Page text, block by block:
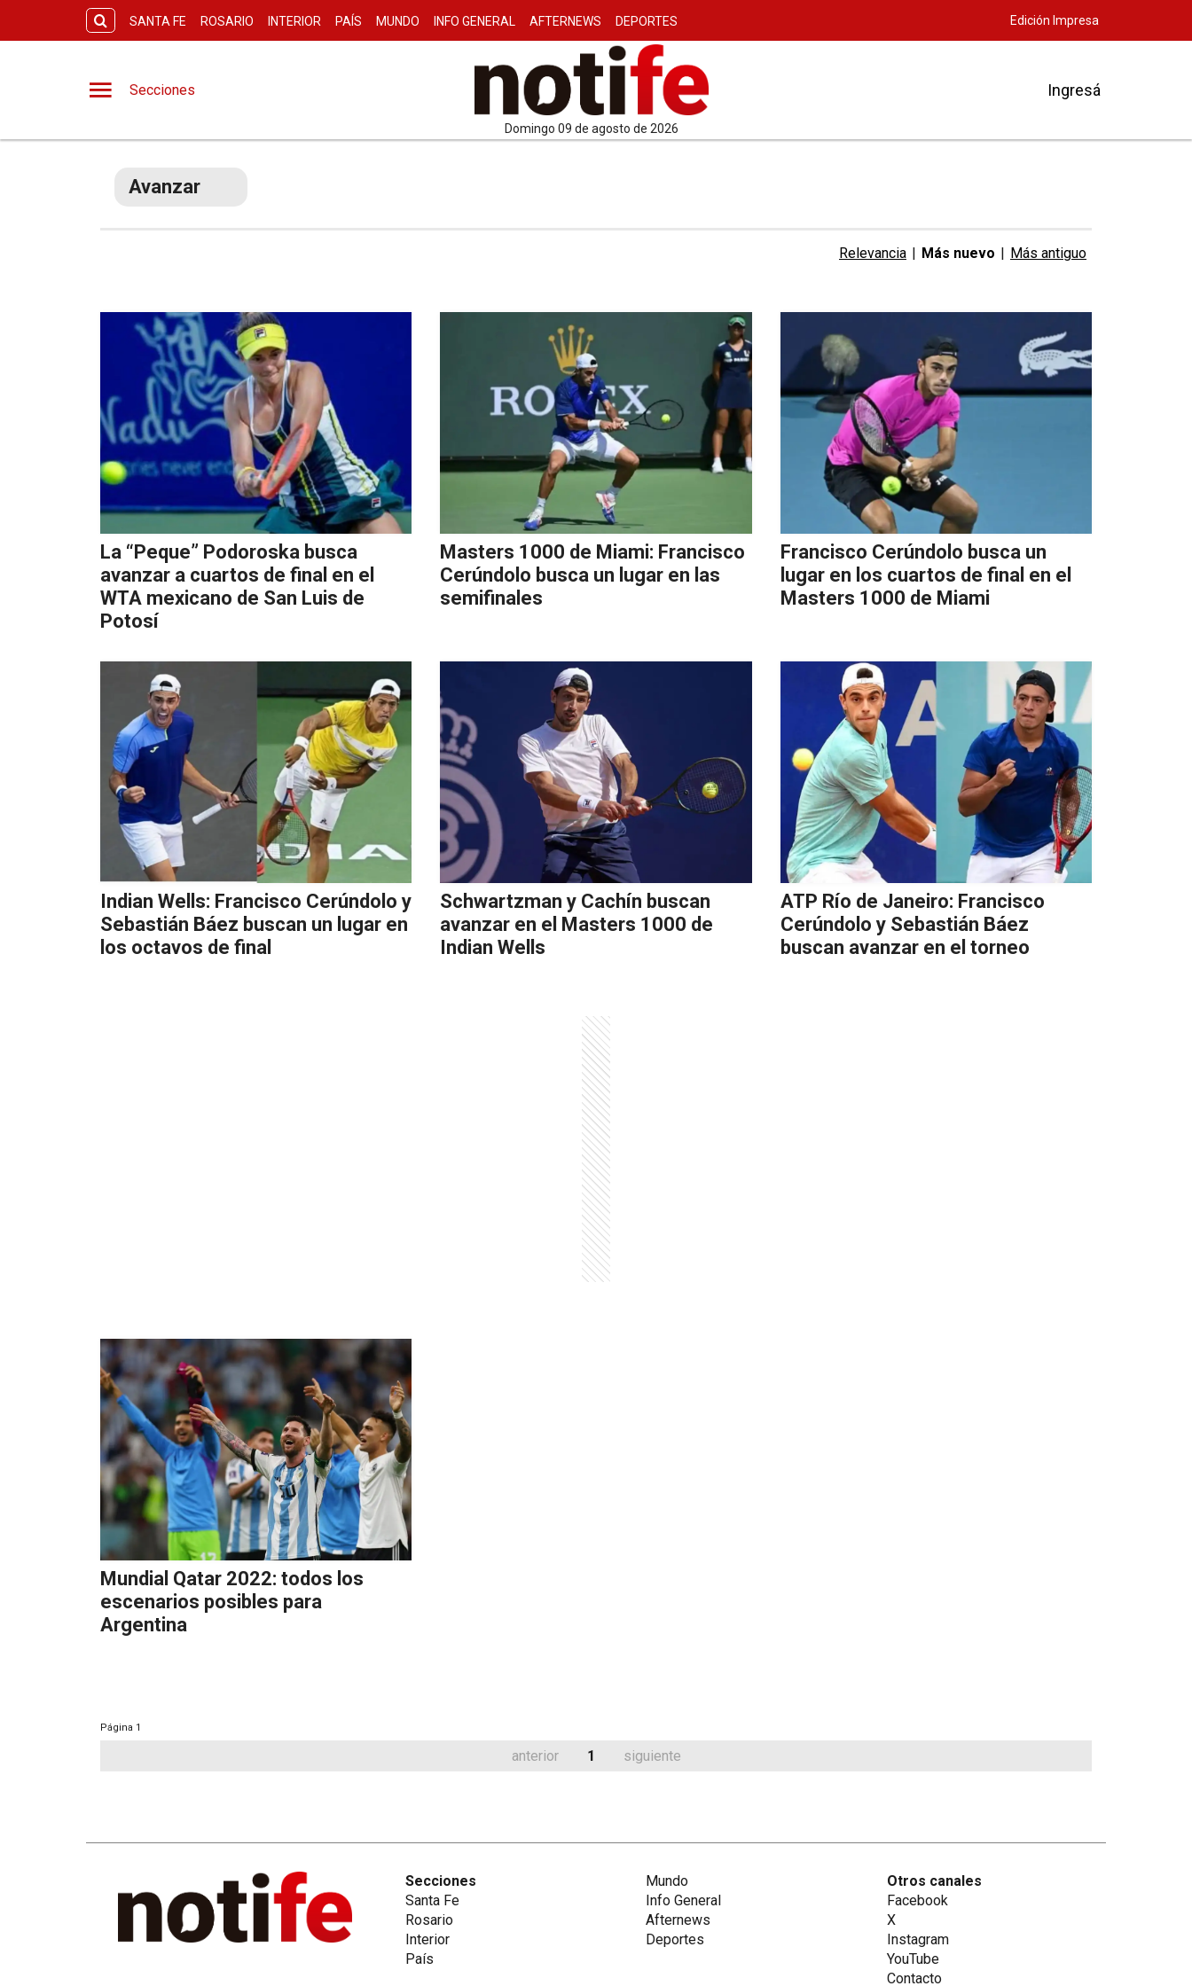
SANTA FE ROSARIO INTERIOR PAÍS MUNDO INFO GENERAL AFTERNEWS DEPORTES Edición Impresa
Secciones
domingo 09 de agosto de 2026
Ingresá
Avanzar
Relevancia | Más nuevo | Más antiguo
La “Peque” Podoroska busca
avanzar a cuartos de final en el
WTA mexicano de San Luis de
Potosí
Masters 1000 de Miami: Francisco
Cerúndolo busca un lugar en las
semifinales
Francisco Cerúndolo busca un
lugar en los cuartos de final en el
Masters 1000 de Miami
Indian Wells: Francisco Cerúndolo y
Sebastián Báez buscan un lugar en
los octavos de final
Schwartzman y Cachín buscan
avanzar en el Masters 1000 de
Indian Wells
ATP Río de Janeiro: Francisco
Cerúndolo y Sebastián Báez
buscan avanzar en el torneo
Mundial Qatar 2022: todos los
escenarios posibles para
Argentina
Página 1
anterior 1 siguiente
Secciones
Santa Fe
Rosario
Interior
País
Mundo
Info General
Afternews
Deportes
Otros canales
Facebook
X
Instagram
YouTube
Contacto